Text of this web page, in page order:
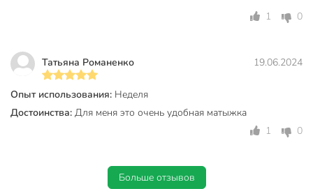
1 0
Татьяна Романенко 19.06.2024
Опыт использования: Неделя
Достоинства: Для меня это очень удобная матыжка
1
0
Больше отзывов